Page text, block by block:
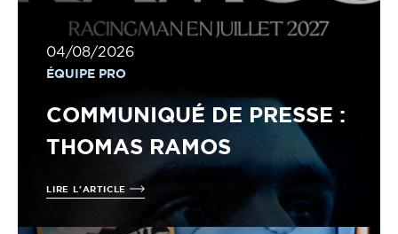
04/08/2026
ÉQUIPE PRO
COMMUNIQUÉ DE PRESSE :
THOMAS RAMOS
LIRE L'ARTICLE